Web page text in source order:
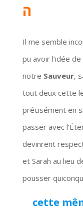
ה
Il me semble
pu avoir l’idée
notre Sauveur,
tout deux cette
précisément en
passer avec
devinrent
et Sarah au lieu
pousser
cette